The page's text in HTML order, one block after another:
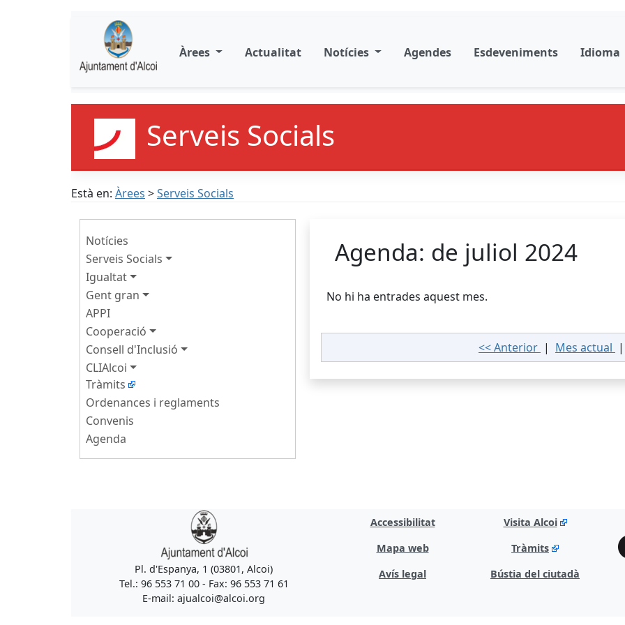
Àrees Actualitat Notícies Agendes Esdeveniments
Idioma
Serveis Socials
Està en: Àrees >Serveis Socials
Notícies
Serveis Socials
Igualtat
Gent gran
APPI
Cooperació
Consell d'Inclusió
CLIAlcoi
Tràmits
Ordenances i reglaments
Convenis
Agenda
Agenda: de juliol 2024
No hi ha entrades aquest mes.
<< Anterior | Mes actual |
Pl. d'Espanya, 1 (03801, Alcoi)
Tel.: 96 553 71 00 - Fax: 96 553 71 61
E-mail: ajualcoi@alcoi.org
Accessibilitat
Mapa web
Avís legal
Visita Alcoi
Tràmits
Bústia del ciutadà